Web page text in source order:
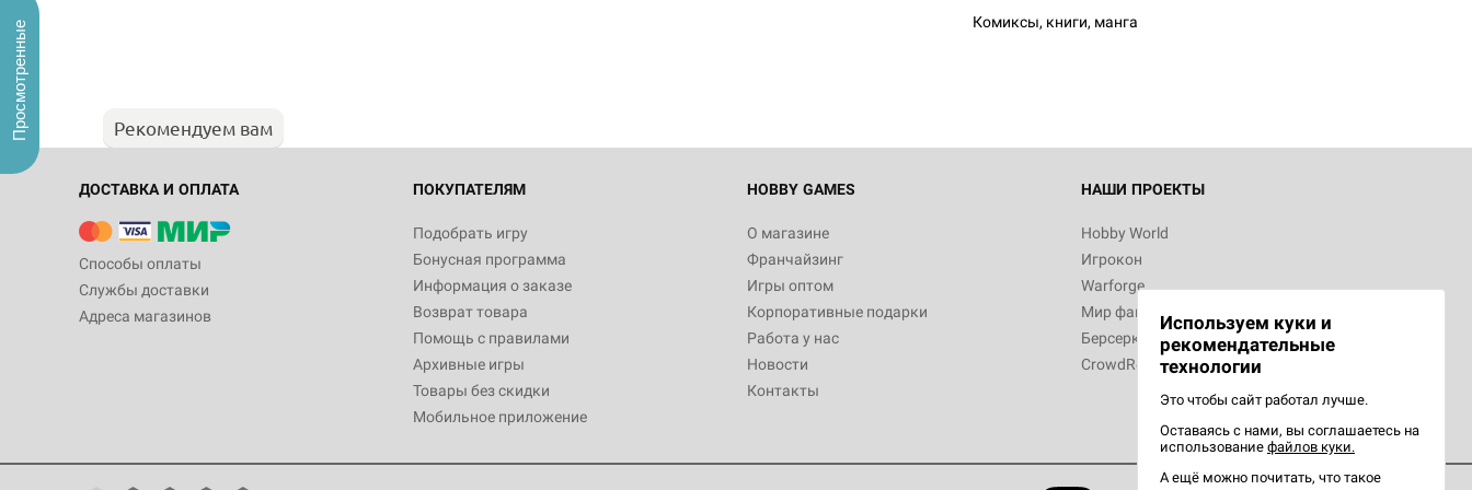
Комиксы, книги, манга
Рекомендуем вам
ДОСТАВКА И ОПЛАТА
Способы оплаты
Службы доставки
Адреса магазинов
ПОКУПАТЕЛЯМ
Подобрать игру
Бонусная программа
Информация о заказе
Возврат товара
Помощь с правилами
Архивные игры
Товары без скидки
Мобильное приложение
HOBBY GAMES
О магазине
Франчайзинг
Игры оптом
Корпоративные подарки
Работа у нас
Новости
Контакты
НАШИ ПРОЕКТЫ
Hobby World
Игрокон
Warforge
Мир фантастики
Берсерк
CrowdRepublic
Используем куки и
рекомендательные
технологии
Это чтобы сайт работал лучше.
Оставаясь с нами, вы соглашаетесь на
использование файлов куки.
А ещё можно почитать, что такое
Просмотренные
Белая смерть
12 990
Настольная игра Hobby World Берсерк.
3 490